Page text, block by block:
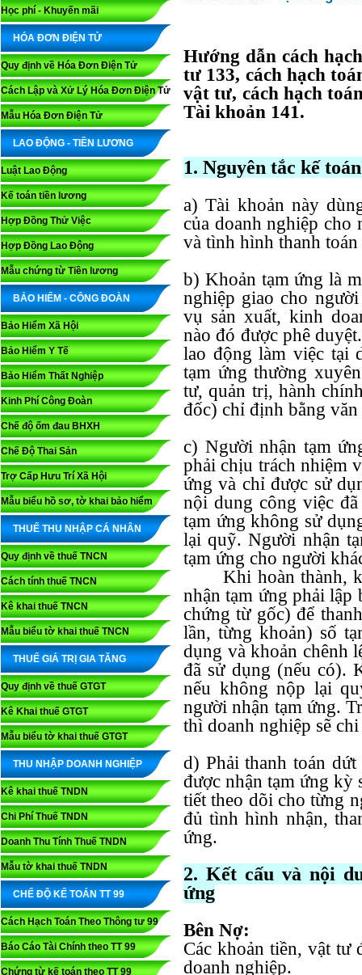
Học phí - Khuyến mãi
HÓA ĐƠN ĐIỆN TỬ
Quy định về Hóa Đơn Điện Tử
Cách Lập và Xử Lý Hóa Đơn Điện Tử
Mẫu Hóa Đơn Điện Tử
LAO ĐỘNG - TIỀN LƯƠNG
Luật Lao Động
Kế toán tiền lương
Hợp Đồng Thử Việc
Hợp Đồng Lao Động
Mẫu chứng từ Tiền lương
BẢO HIỂM - CÔNG ĐOÀN
Bảo Hiểm Xã Hội
Bảo Hiểm Y Tế
Bảo Hiểm Thất Nghiệp
Kinh Phí Công Đoàn
Chế độ ốm đau BHXH
Chế Độ Thai Sản
Trợ Cấp Hưu Trí Xã Hội
Mẫu biểu hồ sơ, tờ khai bảo hiểm
THUẾ THU NHẬP CÁ NHÂN
Quy định về thuế TNCN
Cách tính thuế TNCN
Kê khai thuế TNCN
Mẫu biểu tờ khai thuế TNCN
THUẾ GIÁ TRỊ GIA TĂNG
Quy định về thuế GTGT
Kê Khai thuế GTGT
Mẫu biểu tờ khai thuế GTGT
THU NHẬP DOANH NGHIỆP
Kê khai thuế TNDN
Chi Phí Thuế TNDN
Doanh Thu Tính Thuế TNDN
Mẫu tờ khai thuế TNDN
CHẾ ĐỘ KẾ TOÁN TT 99
Cách Hạch Toán Theo Thông tư 99
Báo Cáo Tài Chính theo TT 99
Chứng từ kế toán theo TT 99
Hướng dẫn cách
tư 133, cách hạch
vật tư, cách hạch
Tài khoản 141.
1. Nguyên tắc kế
a) Tài khoản này
của doanh nghiệp cho
và tình hình thanh
b) Khoản tạm ứng là
nghiệp giao cho
vụ sản xuất, kinh
nào đó được phê
lao động làm việc tại
tạm ứng thường
tư, quản trị, hành
đốc) chỉ định bằng văn
c) Người nhận tạm
phải chịu trách nhiệm
ứng và chỉ được sử
nội dung công việc
tạm ứng không sử
lại quỹ. Người nhận
tạm ứng cho người
Khi hoàn thành,
nhận tạm ứng phải lập
chứng từ gốc) để
lần, từng khoản) số
dụng và khoản chênh
đã sử dụng (nếu có).
nếu không nộp lại
người nhận tạm ứng.
thì doanh nghiệp sẽ
d) Phải thanh toán
được nhận tạm ứng kỳ
tiết theo dõi cho từng
đủ tình hình nhận,
ứng.
2. Kết cấu và nội
ứng
Bên Nợ:
Các khoản tiền, vật tư
doanh nghiệp.